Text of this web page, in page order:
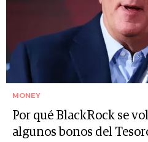
MONEY
Por qué BlackRock se
algunos bonos del